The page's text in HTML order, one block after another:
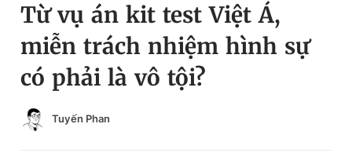
Chuyên mục
Chuyên mục khác
Chào ngày mới
Đổi mật khẩu
Tin đã lưu
Tin đã xem
Từ vụ án kit test Việt Á,
miễn trách nhiệm hình sự
có phải là vô tội?
Tuyến Phan